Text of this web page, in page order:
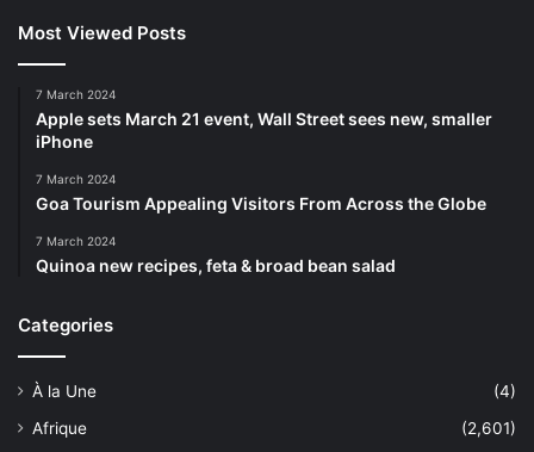
Most Viewed Posts
7 March 2024
Apple sets March 21 event, Wall Street sees new, smaller
iPhone
7 March 2024
Goa Tourism Appealing Visitors From Across the Globe
7 March 2024
Quinoa new recipes, feta & broad bean salad
Categories
À la Une
(4)
Afrique
(2,601)